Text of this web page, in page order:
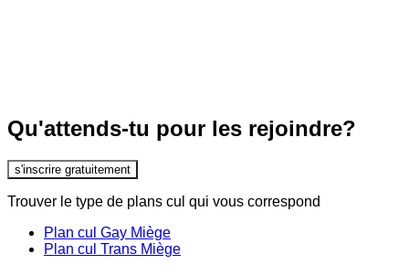
Qu'attends-tu pour les rejoindre?
s'inscrire gratuitement
Trouver le type de plans cul qui vous correspond
Plan cul Gay Miège
Plan cul Trans Miège